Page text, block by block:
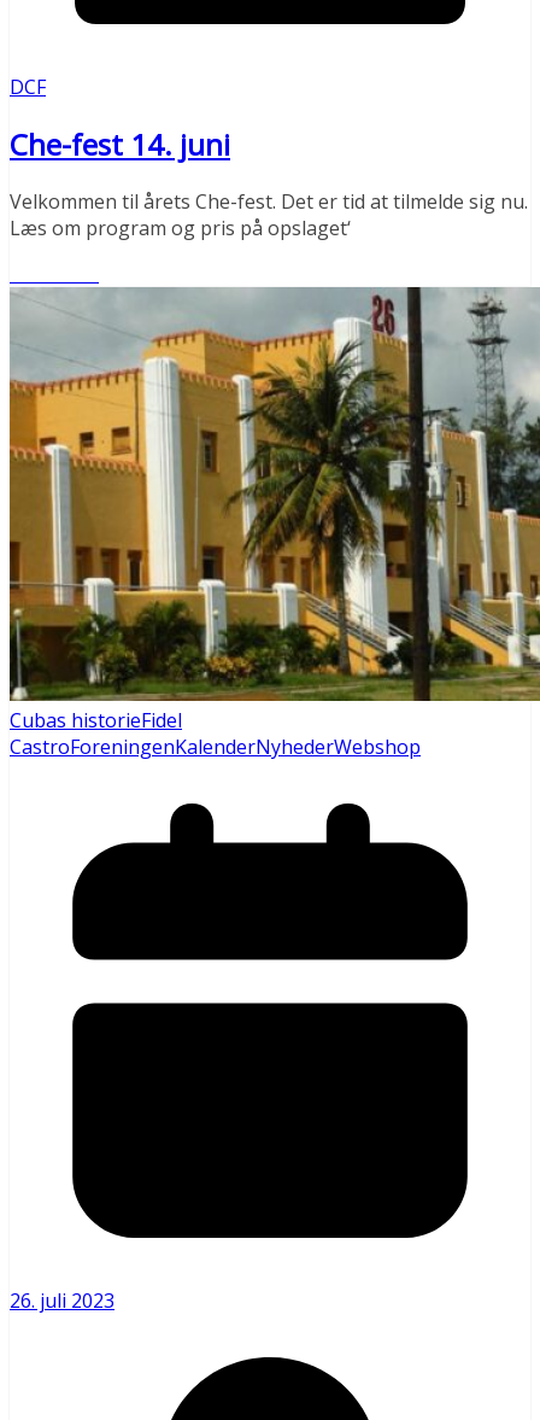
DCF
Che-fest 14. juni
Velkommen til årets Che-fest. Det er tid at tilmelde sig nu.
Læs om program og pris på opslaget‘
Cubas historieFidel
CastroForeningenKalenderNyhederWebshop
26. juli 2023